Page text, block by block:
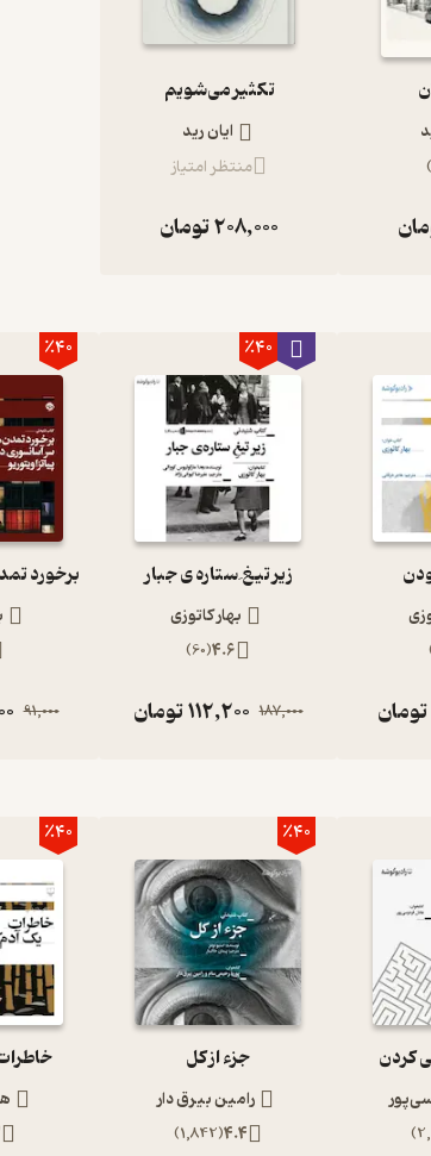
)
تکثیر می‌شویم
ایان رید
منتظر امتیاز
208,000تومان
تومان
٪40
زیر تیغ ِ ستاره ی جبار
بهار کاتوزی
4.6
(
60
)
187,000
112,200تومان
٪40
91,000
کردن
)
٪40
جزء از کل
رامین بیرق دار
4.4
(
1,842
)
٪40